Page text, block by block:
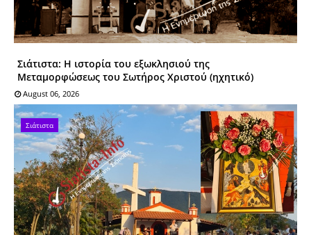
Σιάτιστα: Η ιστορία του εξωκλησιού της
Μεταμορφώσεως του Σωτήρος Χριστού (ηχητικό)
August 06, 2026
Σιάτιστα